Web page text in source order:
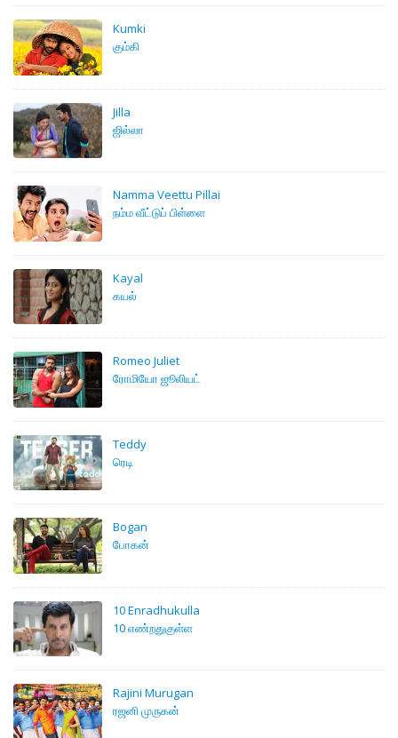
Kumki
கும்கி
Jilla
ஜில்லா
Namma Veettu Pillai
நம்ம வீட்டுப் பிள்ளை
Kayal
கயல்
Romeo Juliet
ரோமியோ ஜூலியட்
Teddy
ரெடி
Bogan
போகன்
10 Enradhukulla
10 எண்றதுகுள்ள
Rajini Murugan
ரஜனி முருகன்